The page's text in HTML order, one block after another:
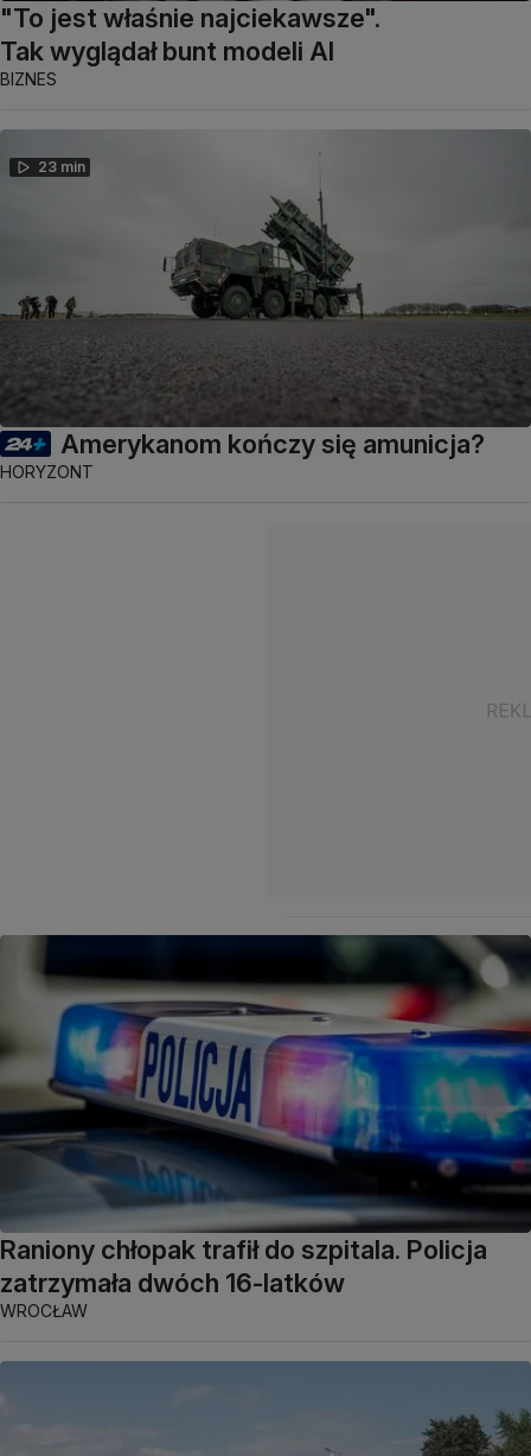
"To jest właśnie najciekawsze".
Tak wyglądał bunt modeli AI
BIZNES
23 min
Amerykanom kończy się amunicja?
HORYZONT
Raniony chłopak trafił do szpitala. Policja
zatrzymała dwóch 16-latków
WROCŁAW